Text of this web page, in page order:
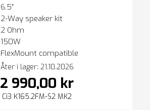
6.5″
2-Way speaker kit
2 Ohm
150W
FlexMount compatible
Åter i lager: 21.10.2026
2 990,00 kr
Ci3 K165.2FM-S2 MK2